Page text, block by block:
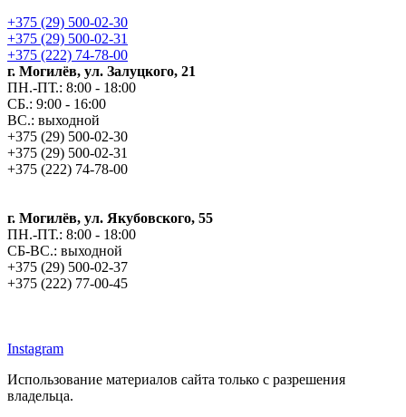
+375 (29) 500-02-30
+375 (29) 500-02-31
+375 (222) 74-78-00
г. Могилёв, ул. Залуцкого, 21
ПН.-ПТ.: 8:00 - 18:00
СБ.: 9:00 - 16:00
ВС.: выходной
+375 (29) 500-02-30
+375 (29) 500-02-31
+375 (222) 74-78-00
г. Могилёв, ул. Якубовского, 55
ПН.-ПТ.: 8:00 - 18:00
СБ-ВС.: выходной
+375 (29) 500-02-37
+375 (222) 77-00-45
Instagram
Использование материалов сайта только с разрешения
владельца.